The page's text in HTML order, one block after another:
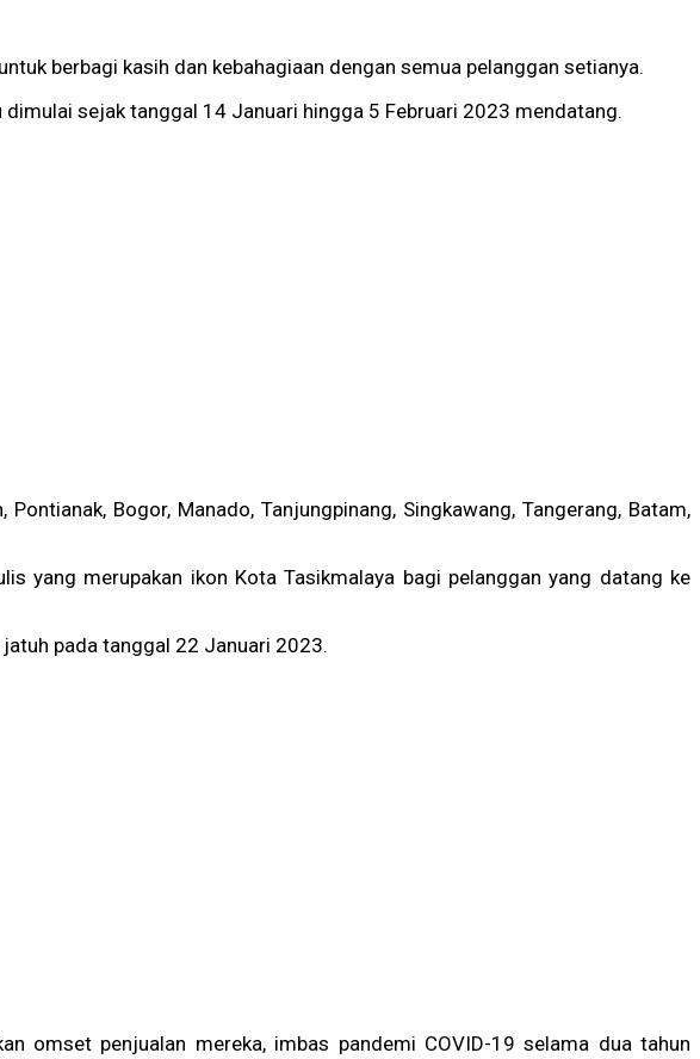
berbagi kasih dan kebahagiaan dengan semua pelanggan setianya.
sejak tanggal 14 Januari hingga 5 Februari 2023 mendatang.
Bogor, Manado, Tanjungpinang, Singkawang, Tangerang, Batam,
yang merupakan ikon Kota Tasikmalaya bagi pelanggan yang datang ke
jatuh pada tanggal 22 Januari 2023.
omset penjualan mereka, imbas pandemi COVID-19 selama dua tahun